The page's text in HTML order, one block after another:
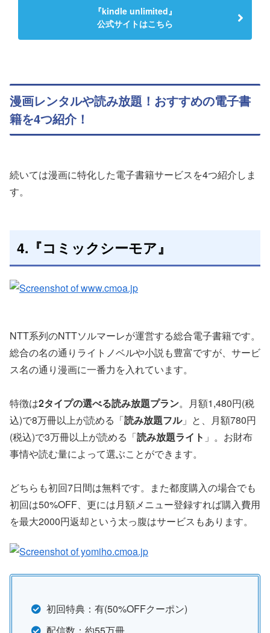
『kindle unlimited』
公式サイトはこちら
漫画レンタルや読み放題！おすすめの電子書
籍を4つ紹介！
続いては漫画に特化した電子書籍サービスを4つ紹介しま
す。
4.『コミックシーモア』
NTT系列のNTTソルマーレが運営する総合電子書籍です。
総合の名の通りライトノベルや小説も豊富ですが、サービ
ス名の通り漫画に一番力を入れています。
特徴は2タイプの選べる読み放題プラン。月額1,480円(税
込)で8万冊以上が読める「読み放題フル」と、月額780円
(税込)で3万冊以上が読める「読み放題ライト 」。お財布
事情や読む量によって選ぶことができます。
どちらも初回7日間は無料です。また都度購入の場合でも
初回は50%OFF、更には月額メニュー登録すれば購入費用
を最大2000円返却という太っ腹はサービスもあります。
初回特典：有(50%OFFクーポン)
配信数：約55万冊